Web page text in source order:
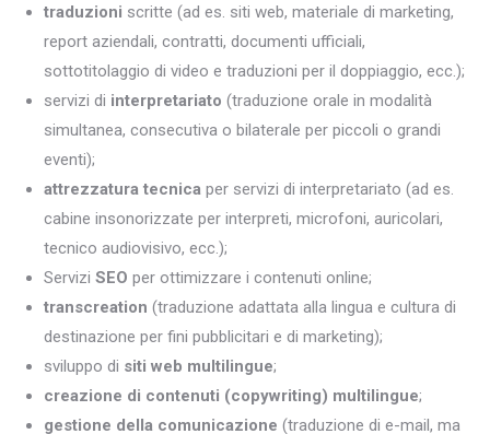
traduzioni scritte (ad es. siti web, materiale di marketing,
report aziendali, contratti, documenti ufficiali,
sottotitolaggio di video e traduzioni per il doppiaggio, ecc.);
servizi di interpretariato (traduzione orale in modalità
simultanea, consecutiva o bilaterale per piccoli o grandi
eventi);
attrezzatura tecnica per servizi di interpretariato (ad es.
cabine insonorizzate per interpreti, microfoni, auricolari,
tecnico audiovisivo, ecc.);
Servizi SEO per ottimizzare i contenuti online;
transcreation (traduzione adattata alla lingua e cultura di
destinazione per fini pubblicitari e di marketing);
sviluppo di siti web multilingue;
creazione di contenuti (copywriting) multilingue;
gestione della comunicazione (traduzione di e-mail, ma